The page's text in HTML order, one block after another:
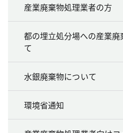
産業廃棄物処理業者の方
都の埋立処分場への産業
て
水銀廃棄物について
環境省通知